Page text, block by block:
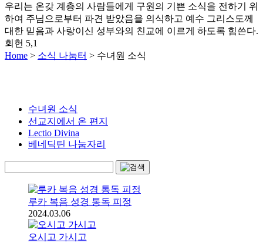
우리는 온갖 계층의 사람들에게 구원의 기쁜 소식을 전하기 위
하여 주님으로부터 파견 받았음을 의식하고 예수 그리스도께
대한 믿음과 사랑이신 성부와의 친교에 이르게 하도록 힘쓴다.
회헌 5,1
Home > 소식 나눔터 > 수녀원 소식
수녀원 소식
선교지에서 온 편지
Lectio Divina
베네딕틴 나눔자리
루카 복음 성경 통독 피정
2024.03.06
오시고 가시고